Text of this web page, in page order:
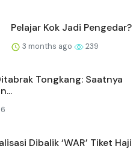
Pelajar Kok Jadi Pengedar?
3 months ago 239
Tongkang: Saatnya
Dibalik ‘WAR’ Tiket Haji